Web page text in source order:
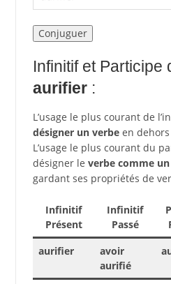
Infinitif et Participe
aurifier:
L’usage le plus courant de
désigner un verbeen dehors
L’usage le plus courant du
désigner le verbe comme
gardant ses propriétés de
Infinitif
Présent
Infinitif
Passé
aurifier
avoir
aurifié